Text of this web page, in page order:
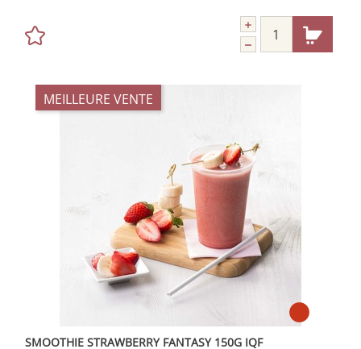
MEILLEURE VENTE
SMOOTHIE STRAWBERRY FANTASY 150G IQF